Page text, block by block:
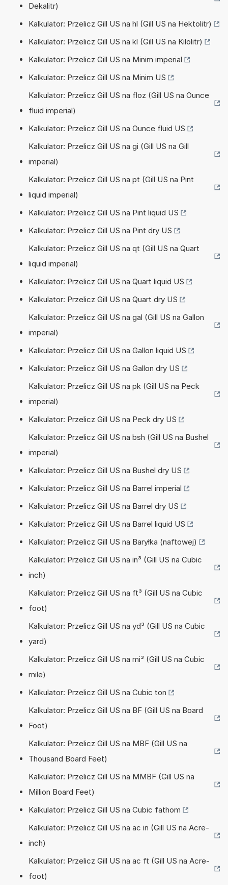
Dekalitr)
Kalkulator: Przelicz Gill US na hl (Gill US na Hektolitr)
Kalkulator: Przelicz Gill US na kl (Gill US na Kilolitr)
Kalkulator: Przelicz Gill US na Minim imperial
Kalkulator: Przelicz Gill US na Minim US
Kalkulator: Przelicz Gill US na floz (Gill US na Ounce
fluid imperial)
Kalkulator: Przelicz Gill US na Ounce fluid US
Kalkulator: Przelicz Gill US na gi (Gill US na Gill
imperial)
Kalkulator: Przelicz Gill US na pt (Gill US na Pint
liquid imperial)
Kalkulator: Przelicz Gill US na Pint liquid US
Kalkulator: Przelicz Gill US na Pint dry US
Kalkulator: Przelicz Gill US na qt (Gill US na Quart
liquid imperial)
Kalkulator: Przelicz Gill US na Quart liquid US
Kalkulator: Przelicz Gill US na Quart dry US
Kalkulator: Przelicz Gill US na gal (Gill US na Gallon
imperial)
Kalkulator: Przelicz Gill US na Gallon liquid US
Kalkulator: Przelicz Gill US na Gallon dry US
Kalkulator: Przelicz Gill US na pk (Gill US na Peck
imperial)
Kalkulator: Przelicz Gill US na Peck dry US
Kalkulator: Przelicz Gill US na bsh (Gill US na Bushel
imperial)
Kalkulator: Przelicz Gill US na Bushel dry US
Kalkulator: Przelicz Gill US na Barrel imperial
Kalkulator: Przelicz Gill US na Barrel dry US
Kalkulator: Przelicz Gill US na Barrel liquid US
Kalkulator: Przelicz Gill US na Baryłka (naftowej)
Kalkulator: Przelicz Gill US na in³ (Gill US na Cubic
inch)
Kalkulator: Przelicz Gill US na ft³ (Gill US na Cubic
foot)
Kalkulator: Przelicz Gill US na yd³ (Gill US na Cubic
yard)
Kalkulator: Przelicz Gill US na mi³ (Gill US na Cubic
mile)
Kalkulator: Przelicz Gill US na Cubic ton
Kalkulator: Przelicz Gill US na BF (Gill US na Board
Foot)
Kalkulator: Przelicz Gill US na MBF (Gill US na
Thousand Board Feet)
Kalkulator: Przelicz Gill US na MMBF (Gill US na
Million Board Feet)
Kalkulator: Przelicz Gill US na Cubic fathom
Kalkulator: Przelicz Gill US na ac in (Gill US na Acre-
inch)
Kalkulator: Przelicz Gill US na ac ft (Gill US na Acre-
foot)